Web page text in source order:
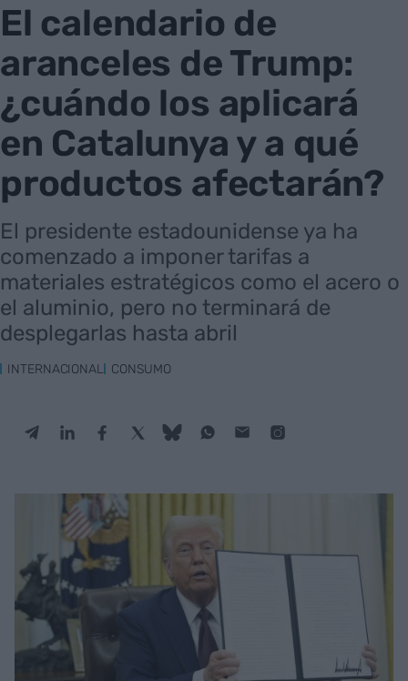
El calendario de
aranceles de Trump:
¿cuándo los aplicará
en Catalunya y a qué
productos afectarán?
El presidente estadounidense ya ha
comenzado a imponer tarifas a
materiales estratégicos como el acero o
el aluminio, pero no terminará de
desplegarlas hasta abril
INTERNACIONAL CONSUMO